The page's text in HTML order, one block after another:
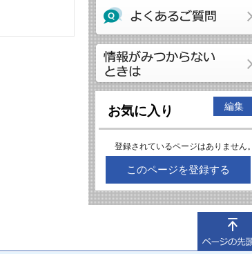
お気に入り 編集
登録されているページはありません。
このページを登録する